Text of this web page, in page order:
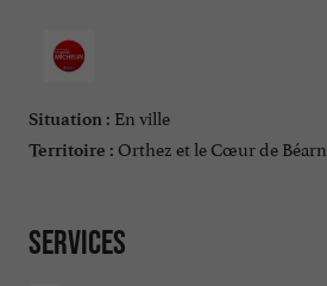
Situation : En ville
Territoire : Orthez et le Cœur de Béarn
Services